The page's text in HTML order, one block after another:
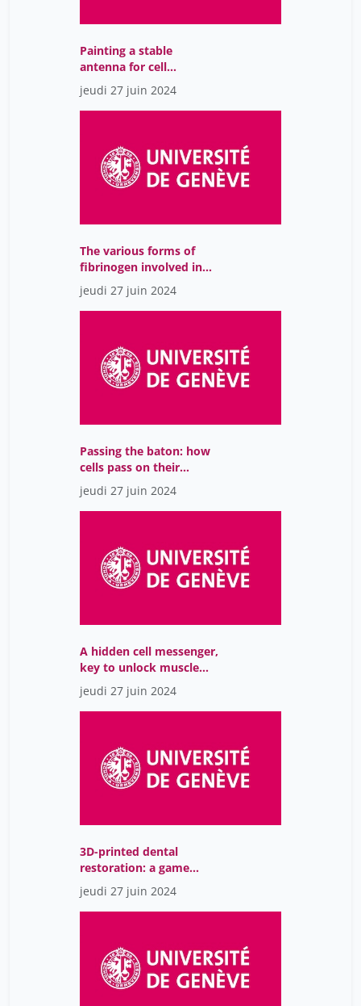
Wosinski Benjy
Wüthrich Morgane
Yantarasri Fah
Zaki Myret
albert michel
cortes Begonia
de Carvalho Diana
de pury albert
lombardo patrizia
von Ritter David
von Waldow Harald
Ávila Núria Rodríguez
Painting a stable
antenna for cell
communication
jeudi 27 juin 2024
The various forms of
fibrinogen involved in
blood clotting
jeudi 27 juin 2024
Passing the baton: how
cells pass on their
blueprint to the next
generation
jeudi 27 juin 2024
A hidden cell messenger,
key to unlock muscle
regeneration
jeudi 27 juin 2024
3D-printed dental
restoration: a game
changer
jeudi 27 juin 2024